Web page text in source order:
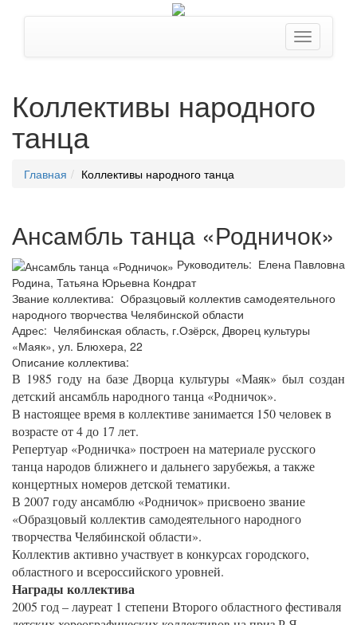
Коллективы народного
танца
Главная Коллективы народного танца
Ансамбль танца «Родничок»
Руководитель: Елена Павловна
Родина, Татьяна Юрьевна Кондрат
Звание коллектива: Образцовый коллектив самодеятельного
народного творчества Челябинской области
Адрес: Челябинская область, г.Озёрск, Дворец культуры
«Маяк», ул. Блюхера, 22
Описание коллектива:
В 1985 году на базе Дворца культуры «Маяк» был создан
детский ансамбль народного танца «Родничок».
В настоящее время в коллективе занимается 150 человек в
возрасте от 4 до 17 лет.
Репертуар «Родничка» построен на материале русского
танца народов ближнего и дальнего зарубежья, а также
концертных номеров детской тематики.
В 2007 году ансамблю «Родничок» присвоено звание
«Образцовый коллектив самодеятельного народного
творчества Челябинской области».
Коллектив активно участвует в конкурсах городского,
областного и всероссийского уровней.
Награды коллектива
2005 год – лауреат 1 степени Второго областного фестиваля